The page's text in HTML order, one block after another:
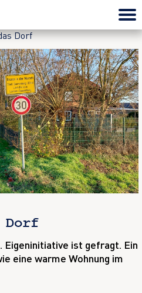
Dorf
Eigeninitiative ist gefragt. Ein
eine warme Wohnung im